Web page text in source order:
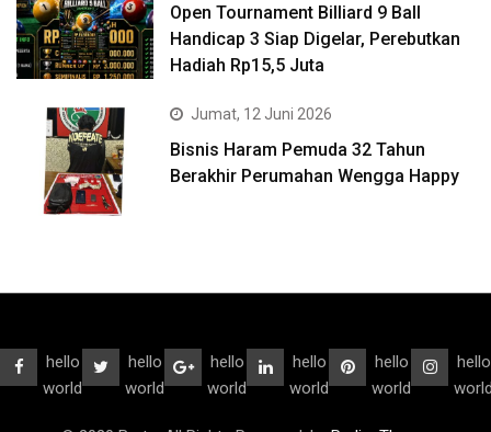
Open Tournament Billiard 9 Ball
Handicap 3 Siap Digelar, Perebutkan
Hadiah Rp15,5 Juta
Jumat, 12 Juni 2026
Bisnis Haram Pemuda 32 Tahun
Berakhir Perumahan Wengga Happy
hello
world
hello
world
hello
world
hello
world
hello
world
hello